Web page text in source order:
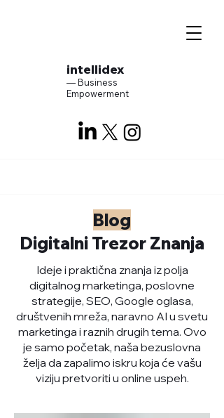
intellidex
— Business
Empowerment
Blog
Digitalni Trezor Znanja
Ideje i praktična znanja iz polja
digitalnog marketinga, poslovne
strategije, SEO, Google oglasa,
društvenih mreža, naravno AI u svetu
marketinga i raznih drugih tema. Ovo
je samo početak, naša bezuslovna
želja da zapalimo iskru koja će vašu
viziju pretvoriti u online uspeh.